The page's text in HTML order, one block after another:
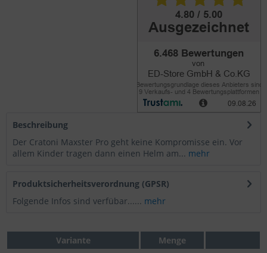
Beschreibung
Der Cratoni Maxster Pro geht keine Kompromisse ein. Vor
allem Kinder tragen dann einen Helm am... mehr
Produktsicherheitsverordnung (GPSR)
Folgende Infos sind verfübar...... mehr
Variante
Menge